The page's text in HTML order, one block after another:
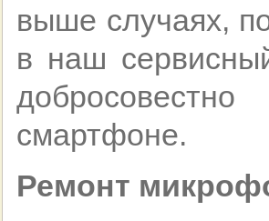
выше случаях,
в наш
смартфоне.
Ремонт